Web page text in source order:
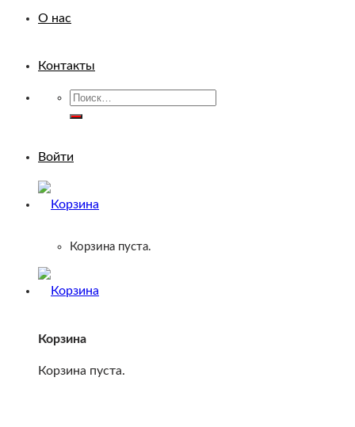
О нас
Контакты
Искать:
Войти
Корзина пуста.
Корзина
Корзина пуста.